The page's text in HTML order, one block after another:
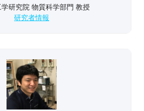
研究院 物質科学部門 教授
研究者情報